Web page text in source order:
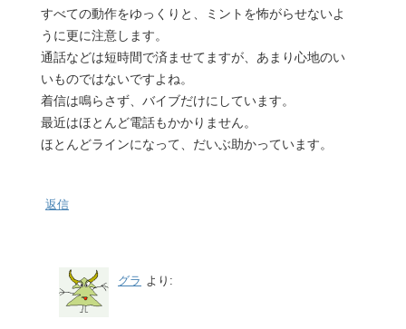
すべての動作をゆっくりと、ミントを怖がらせないよ
うに更に注意します。
通話などは短時間で済ませてますが、あまり心地のい
いものではないですよね。
着信は鳴らさず、バイブだけにしています。
最近はほとんど電話もかかりません。
ほとんどラインになって、だいぶ助かっています。
返信
グラ より: